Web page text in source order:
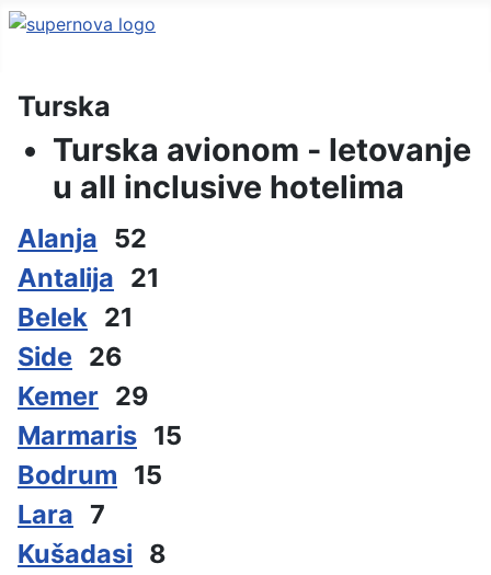
Turska
Turska avionom - letovanje
u all inclusive hotelima
Alanja 52
Antalija 21
Belek 21
Side 26
Kemer 29
Marmaris 15
Bodrum 15
Lara 7
Kušadasi 8